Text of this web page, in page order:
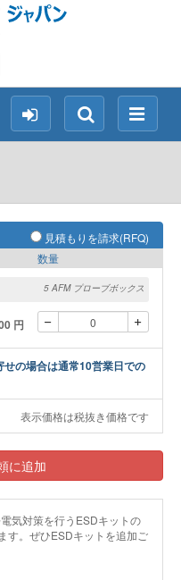
メ
ニ
検
索
ロ
グ
見積もりを請求(RFQ)
数量
5 AFM プローブボックス
円
の場合は通常10営業日での
表示価格は税抜き価格です
に追加
気対策を行うESDキットの
す。ぜひESDキットを追加ご